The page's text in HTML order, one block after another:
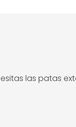
las patas